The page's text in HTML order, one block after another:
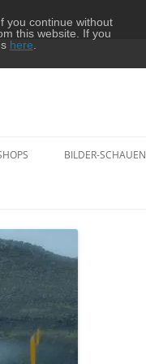
you continue without
this website. If you
here
BILDER-SCHAUEN